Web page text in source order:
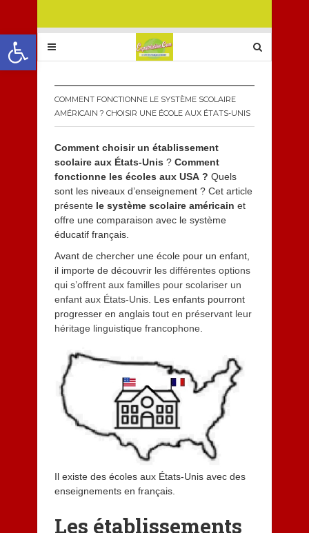
Ouvrir la barre d’outils
COMMENT FONCTIONNE LE SYSTÈME SCOLAIRE
AMÉRICAIN ? CHOISIR UNE ÉCOLE AUX ÉTATS-UNIS
Comment choisir un établissement
scolaire aux États-Unis ? Comment
fonctionne les écoles aux USA ? Quels
sont les niveaux d’enseignement ? Cet article
présente le système scolaire américain et
offre une comparaison avec le système
éducatif français.
Avant de chercher une école pour un enfant,
il importe de découvrir les différentes options
qui s’offrent aux familles pour scolariser un
enfant aux États-Unis. Les enfants pourront
progresser en anglais tout en préservant leur
héritage linguistique francophone
Il existe des écoles aux États-Unis avec des
enseignements en français.
Les établissements